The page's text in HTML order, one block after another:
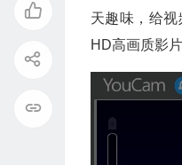
天趣味，给
HD高画质影